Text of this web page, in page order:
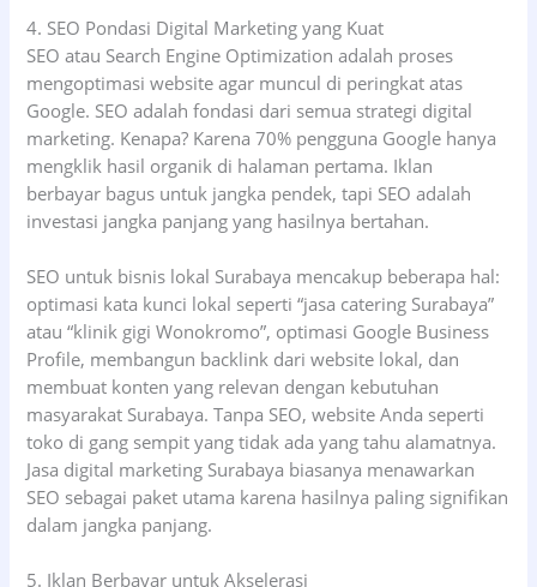
4. SEO Pondasi Digital Marketing yang Kuat
SEO atau Search Engine Optimization adalah proses
mengoptimasi website agar muncul di peringkat atas
Google. SEO adalah fondasi dari semua strategi digital
marketing. Kenapa? Karena 70% pengguna Google hanya
mengklik hasil organik di halaman pertama. Iklan
berbayar bagus untuk jangka pendek, tapi SEO adalah
investasi jangka panjang yang hasilnya bertahan.
SEO untuk bisnis lokal Surabaya mencakup beberapa hal:
optimasi kata kunci lokal seperti “jasa catering Surabaya”
atau “klinik gigi Wonokromo”, optimasi Google Business
Profile, membangun backlink dari website lokal, dan
membuat konten yang relevan dengan kebutuhan
masyarakat Surabaya. Tanpa SEO, website Anda seperti
toko di gang sempit yang tidak ada yang tahu alamatnya.
Jasa digital marketing Surabaya biasanya menawarkan
SEO sebagai paket utama karena hasilnya paling signifikan
dalam jangka panjang.
5. Iklan Berbayar untuk Akselerasi